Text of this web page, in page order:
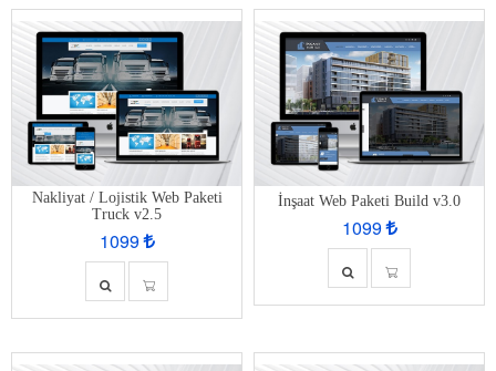
Nakliyat / Lojistik Web Paketi
Truck v2.5
1099
İnşaat Web Paketi Build v3.0
1099